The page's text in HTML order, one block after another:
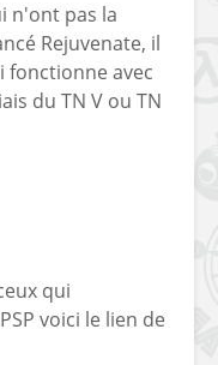
n'ont pas la
Rejuvenate, il
fonctionne avec
du TN V ou TN
qui
voici le lien de